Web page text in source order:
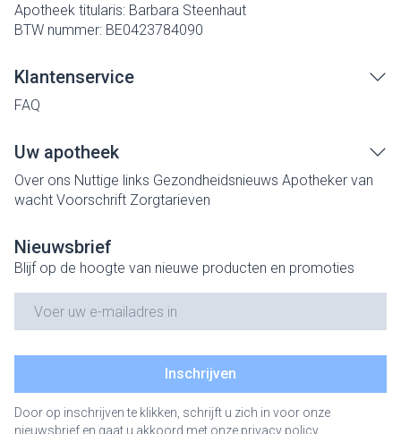
Apotheek titularis: Barbara Steenhaut
BTW nummer: BE0423784090
Klantenservice
FAQ
Uw apotheek
Over ons Nuttige links Gezondheidsnieuws Apotheker van
wacht Voorschrift Zorgtarieven
Nieuwsbrief
Blijf op de hoogte van nieuwe producten en promoties
Inschrijven
Door op inschrijven te klikken, schrijft u zich in voor onze
nieuwsbrief en gaat u akkoord met onze privacy policy.